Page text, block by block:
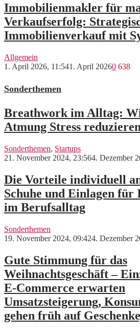
Immobilienmakler für
Verkaufserfolg:
Immobilienverkauf mit
Allgemein
1. April 2026, 11:541. April 20260 638
Sonderthemen
Breathwork im Alltag:
Atmung Stress
Sonderthemen, Startups
21. November 2024, 23:564. Dezember
Die Vorteile individuell
Schuhe und Einlagen für
im Berufsalltag
Sonderthemen
19. November 2024, 09:424. Dezember
Gute Stimmung für das
Weihnachtsgeschäft –
E-Commerce erwarten
Umsatzsteigerung,
gehen früh auf